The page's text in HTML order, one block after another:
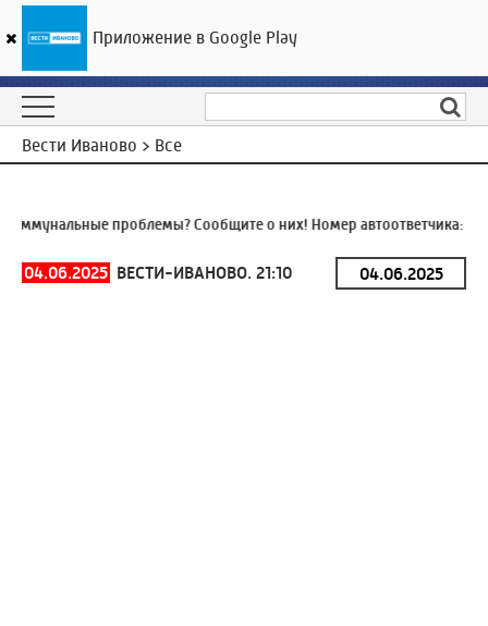
ГТРК «Ивтелерадио»
Вести Иваново > Все
проблемы? Сообщите о них! Номер автоответчика:8
04.06.2025 ВЕСТИ-ИВАНОВО. 21:10
Приложение в Google Play